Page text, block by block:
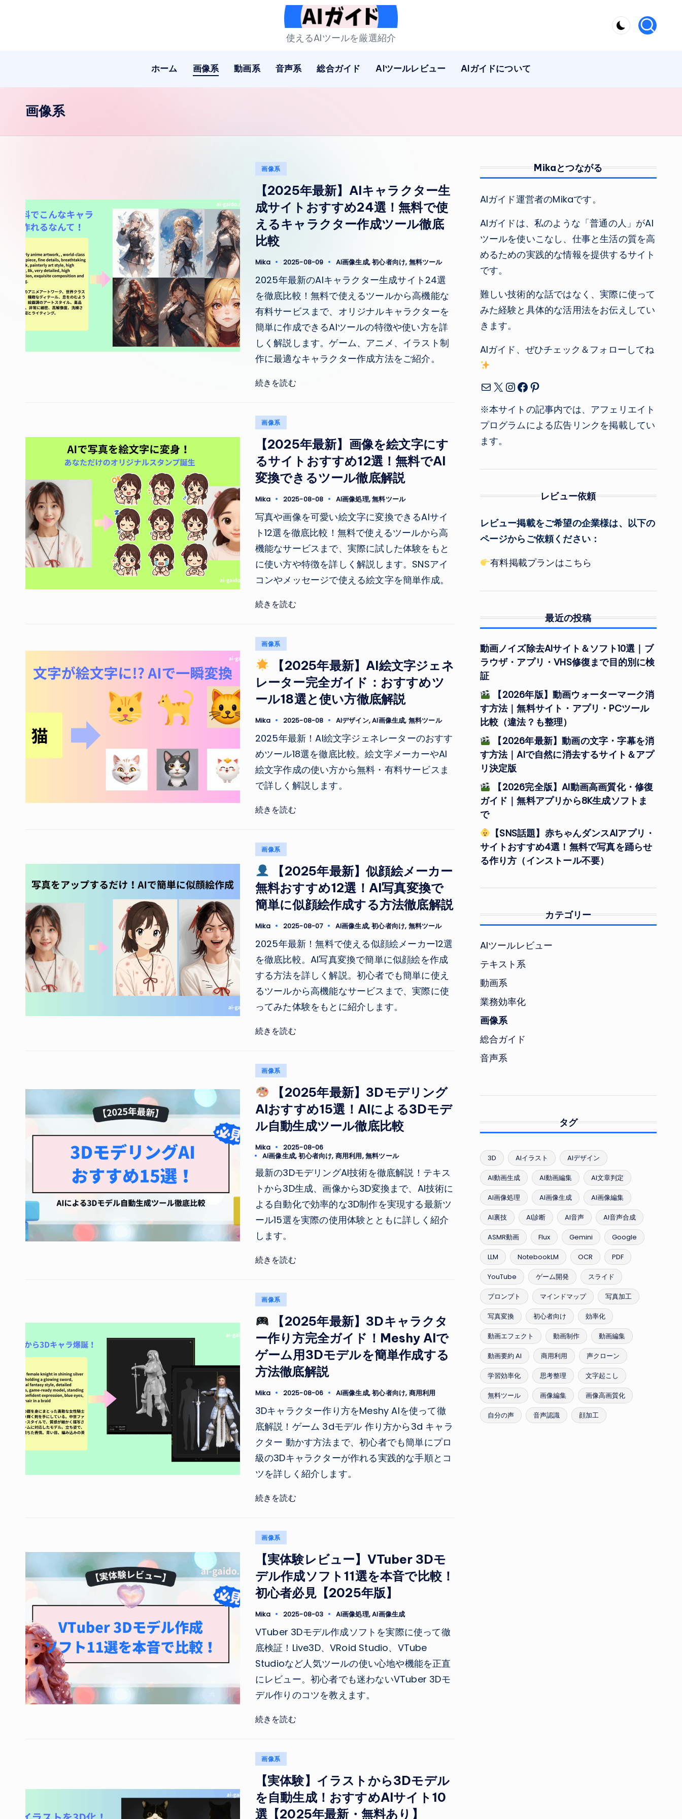
A
ガ
使えるAIツールを厳選紹介
ホーム 画像系 動画系 音声系 総合ガイド AIツールレビュー AIガイドについて
画像系
Posted
画像系
【2025年最新】AIキャラクター生
成サイトおすすめ24選！無料で使
えるキャラクター作成ツール徹底
比較
Posted
Mika 2025-08-09
Tags: AI画像生成,初心者向け, 無料ツール
2025年最新のAIキャラクター生成サイト24選
を徹底比較！無料で使えるツールから高機能な
有料サービスまで、オリジナルキャラクターを
簡単に作成できるAIツールの特徴や使い方を詳
しく解説します。ゲーム、アニメ、イラスト制
作に最適なキャラクター作成方法をご紹介。
続きを読む
Posted
画像系
【2025年最新】画像を絵文字にす
るサイトおすすめ12選！無料でAI
変換できるツール徹底解説
Posted
Mika 2025-08-08
Tags: AI画像処理,無料ツール
写真や画像を可愛い絵文字に変換できるAIサイ
ト12選を徹底比較！無料で使えるツールから高
機能なサービスまで、実際に試した体験をもと
に使い方や特徴を詳しく解説します。SNSアイ
コンやメッセージで使える絵文字を簡単作成。
続きを読む
Posted
in
画像系
【2025年最新】AI絵文字ジェネ
レーター完全ガイド：おすすめツ
ール18選と使い方徹底解説
Posted
Mika 2025-08-08
Tags: AIデザイン,AI画像生成, 無料ツール
2025年最新！AI絵文字ジェネレーターのおすす
めツール18選を徹底比較。絵文字メーカーやAI
絵文字作成の使い方から無料・有料サービスま
で詳しく解説します。
続きを読む
Posted
in
画像系
【2025年最新】似顔絵メーカー
無料おすすめ12選！AI写真変換で
簡単に似顔絵作成する方法徹底解説
Posted
Mika 2025-08-07
Tags: AI画像生成,初心者向け, 無料ツール
2025年最新！無料で使える似顔絵メーカー12選
を徹底比較。AI写真変換で簡単に似顔絵を作成
する方法を詳しく解説。初心者でも簡単に使え
るツールから高機能なサービスまで、実際に使
ってみた体験をもとに紹介します。
続きを読む
Posted
in
画像系
【2025年最新】3Dモデリング
AIおすすめ15選！AIによる3Dモデ
ル自動生成ツール徹底比較
Posted
by
Mika 2025-08-06
Tags:
AI画像生成,初心者向け, 商用利用,無料ツール
最新の3DモデリングAI技術を徹底解説！テキス
トから3D生成、画像から3D変換まで、AI技術に
よる自動化で効率的な3D制作を実現する最新ツ
ール15選を実際の使用体験とともに詳しく紹介
します。
続きを読む
Posted
画像系
【2025年最新】3Dキャラクタ
ー作り方完全ガイド！Meshy AIで
ゲーム用3Dモデルを簡単作成する
方法徹底解説
Posted
Mika 2025-08-06
Tags: AI画像生成,初心者向け, 商用利用
3Dキャラクター作り方をMeshy AIを使って徹
底解説！ゲーム 3dモデル 作り方から3d キャラ
クター 動かす方法まで、初心者でも簡単にプロ
級の3Dキャラクターが作れる実践的な手順とコ
ツを詳しく紹介します。
続きを読む
Posted
画像系
【実体験レビュー】VTuber 3Dモ
デル作成ソフト11選を本音で比較！
初心者必見【2025年版】
Posted
Mika 2025-08-03
Tags: AI画像処理,AI画像生成
VTuber 3Dモデル作成ソフトを実際に使って徹
底検証！Live3D、VRoid Studio、VTube
Studioなど人気ツールの使い心地や機能を正直
にレビュー。初心者でも迷わないVTuber 3Dモ
デル作りのコツを教えます。
続きを読む
Posted
画像系
【実体験】イラストから3Dモデル
を自動生成！おすすめAIサイト10
選【2025年最新・無料あり】
Mikaとつながる
AIガイド運営者のMikaです。
AIガイドは、私のような「普通の人」がAI
ツールを使いこなし、仕事と生活の質を高
めるための実践的な情報を提供するサイト
です。
難しい技術的な話ではなく、実際に使って
みた経験と具体的な活用法をお伝えしてい
きます。
AIガイド、ぜひチェック＆フォローしてね
メールX Instagram
Facebook
Pinterest
※本サイトの記事内では、アフェリエイト
プログラムによる広告リンクを掲載してい
ます。
レビュー依頼
レビュー掲載をご希望の企業様は、以下の
ページからご依頼ください：
有料掲載プランはこちら
最近の投稿
動画ノイズ除去AIサイト＆ソフト10選｜ブ
ラウザ・アプリ・VHS修復まで目的別に検
証
【2026年版】動画ウォーターマーク消
す方法｜無料サイト・アプリ・PCツール
比較（違法？も整理）
【2026年最新】動画の文字・字幕を消
す方法｜AIで自然に消去するサイト＆アプ
リ決定版
【2026完全版】AI動画高画質化・修復
ガイド｜無料アプリから8K生成ソフトま
で
【SNS話題】赤ちゃんダンスAIアプリ・
サイトおすすめ4選！無料で写真を踊らせ
る作り方（インストール不要）
カテゴリー
AIツールレビュー
テキスト系
動画系
業務効率化
画像系
総合ガイド
音声系
タグ
3D AIイラスト AIデザイン
AI動画生成 AI動画編集 AI文章判定
AI画像処理 AI画像生成 AI画像編集
AI裏技 AI診断 AI音声 AI音声合成
ASMR動画 Flux Gemini Google
LLM NotebookLM OCR PDF
YouTube ゲーム開発 スライド
プロンプト マインドマップ 写真加工
写真変換 初心者向け 効率化
動画エフェクト 動画制作 動画編集
動画要約 AI 商用利用 声クローン
学習効率化 思考整理 文字起こし
無料ツール 画像編集 画像高画質化
自分の声 音声認識 顔加工